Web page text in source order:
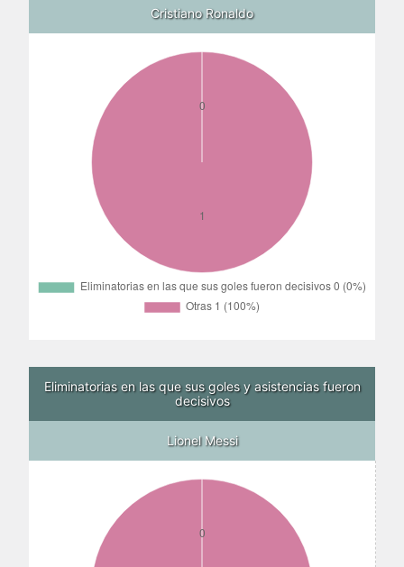
Cristiano Ronaldo
Eliminatorias en las que sus goles y asistencias fueron
decisivos
Lionel Messi